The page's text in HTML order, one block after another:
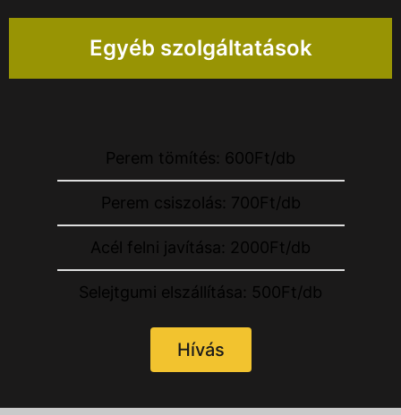
Egyéb szolgáltatások
Perem tömítés: 600Ft/db
Perem csiszolás: 700Ft/db
Acél felni javítása: 2000Ft/db
Selejtgumi elszállítása: 500Ft/db
Hívás